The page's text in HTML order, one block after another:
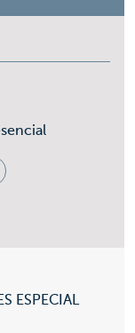
ESPECIAL